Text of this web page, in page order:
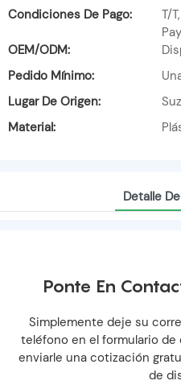
Condiciones De Pago:
T/
OEM/ODM:
Pedido Mínimo:
Lugar De Origen:
Material:
Detalle
Ponte En
Simplemente deje su
teléfono en el formulario
enviarle una cotización
de